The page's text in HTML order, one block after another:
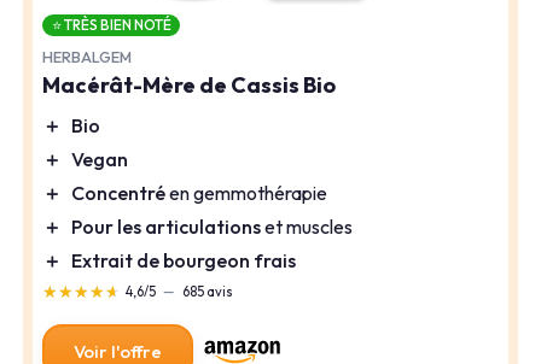
⭐ TRÈS BIEN NOTÉ
HERBALGEM
Macérât-Mère de Cassis Bio
＋ Bio
＋ Vegan
＋ Concentréen gemmothérapie
＋ Pour les articulationset muscles
＋ Extrait de bourgeon frais
★★★★★
★★★★★ 4,6/5 — 685 avis
Voir l'offre